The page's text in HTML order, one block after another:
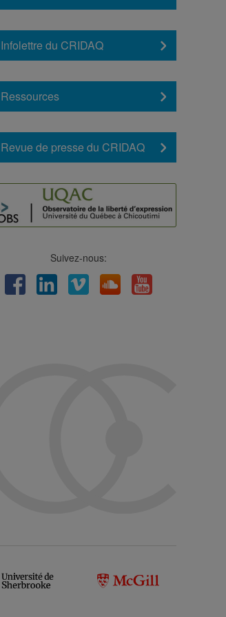
Infolettre du CRIDAQ
Ressources
Revue de presse du CRIDAQ
Suivez-nous:
FacebookLinkedInViméo Soundcloud
Youtube